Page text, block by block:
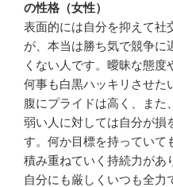
の性格（女性）
表面的には自分を抑えて社
が、本当は勝ち気で競争に
くない人です。曖昧な態度
何事も白黒ハッキリさせた
腹にプライドは高く、また
弱い人に対しては自分が損
す。何か目標を持っていて
積み重ねていく持続力があ
自分にも厳しくいつも全力